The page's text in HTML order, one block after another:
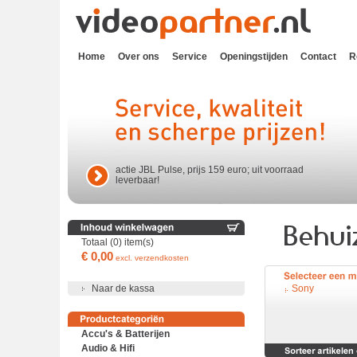
Home Over ons Service Openingstijden Contact
actie JBL Pulse, prijs 159 euro; uit voorraad
leverbaar!
Totaal (0) item(s)
€ 0,00 excl. verzendkosten
Naar de kassa
Accu's & Batterijen
Accu's en batterijen
Audio & Hifi
Sony